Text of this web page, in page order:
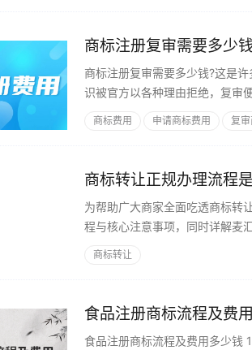
商标注册复审需要多少
商标注册复审需要多少钱?这是
识被官方以各种理由拒绝，复审
商标费用 申请商标费用 复
为帮助广大商家全面吃透商标转
程与核心注意事项，同时详解麦
商标转让
食品注册商标流程及费
食品注册商标流程及费用多少钱 1、商标检索，确定商标注册成功率商标在注册前，需要全面仔细的检索，在确定没有人